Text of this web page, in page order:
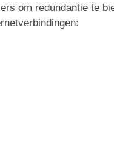
om redundantie te